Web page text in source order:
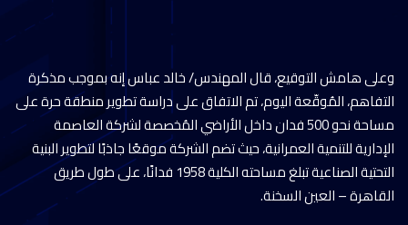
وعلى هامش التوقيع، قال المهندس/ خالد عباس إنه بموجب مذكرة
التفاهم، المُوقّعة اليوم، تم الاتفاق على دراسة تطوير منطقة حرة على
مساحة نحو 500 فدان داخل الأراضي المُخصصة لشركة العاصمة
الإدارية للتنمية العمرانية، حيث تضم الشركة موقعًا جاذبًا لتطوير البنية
التحتية الصناعية تبلغ مساحته الكلية 1958 فدانًا، على طول طريق
القاهرة – العين السخنة.